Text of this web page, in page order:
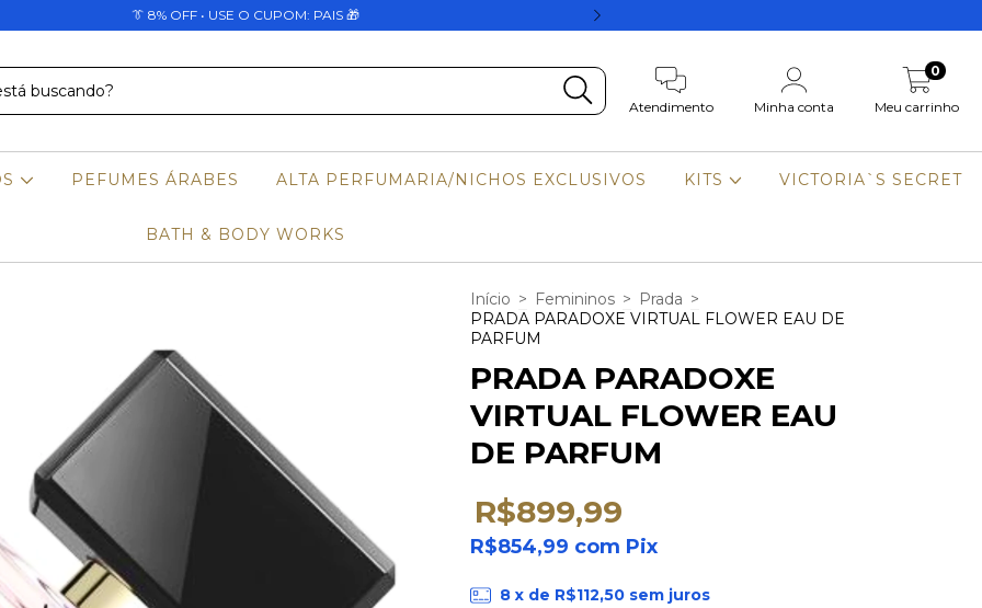
👔 8% OFF • USE O CUPOM: PAIS 🎁
Atendimento Minha conta Meu carrinho
0
PEFUMES ÁRABES ALTA PERFUMARIA/NICHOS EXCLUSIVOS KITS VICTORIA`S SECRET
BATH & BODY WORKS
Início > Femininos > Prada >
PRADA PARADOXE VIRTUAL FLOWER EAU DE
PARFUM
PRADA PARADOXE
VIRTUAL FLOWER EAU
DE PARFUM
R$899,99
R$854,99 com Pix
8 x de R$112,50 sem juros